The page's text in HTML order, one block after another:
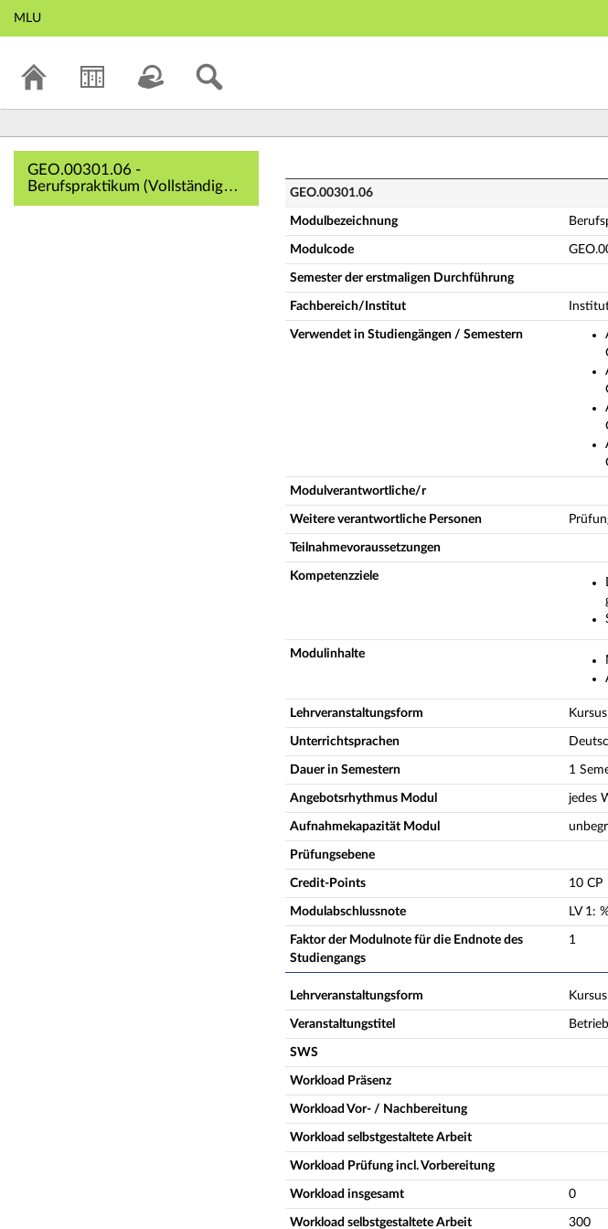
MLU
GEO.00301.06 -
Berufspraktikum (Vollständige
Modulbeschreibung)
GEO.00301.06
Modulbezeichnung
Modulcode
Semester der erstmaligen Durchführung
Fachbereich/Institut
Verwendet in Studiengängen / Semestern
Modulverantwortliche/r
Weitere verantwortliche Personen
Teilnahmevoraussetzungen
Kompetenzziele
Modulinhalte
Lehrveranstaltungsform Kursus
Unterrichtsprachen
Dauer in Semestern 1
Angebotsrhythmus Modul jedes
Aufnahmekapazität Modul
Prüfungsebene
Credit-Points 10 CP
Modulabschlussnote LV 1:
Faktor der Modulnote für die Endnote des
Studiengangs
1
Lehrveranstaltungsform Kursus
Veranstaltungstitel
SWS
Workload Präsenz
Workload Vor- / Nachbereitung
Workload selbstgestaltete Arbeit
Workload Prüfung incl. Vorbereitung
Workload insgesamt 0
Workload selbstgestaltete Arbeit 300